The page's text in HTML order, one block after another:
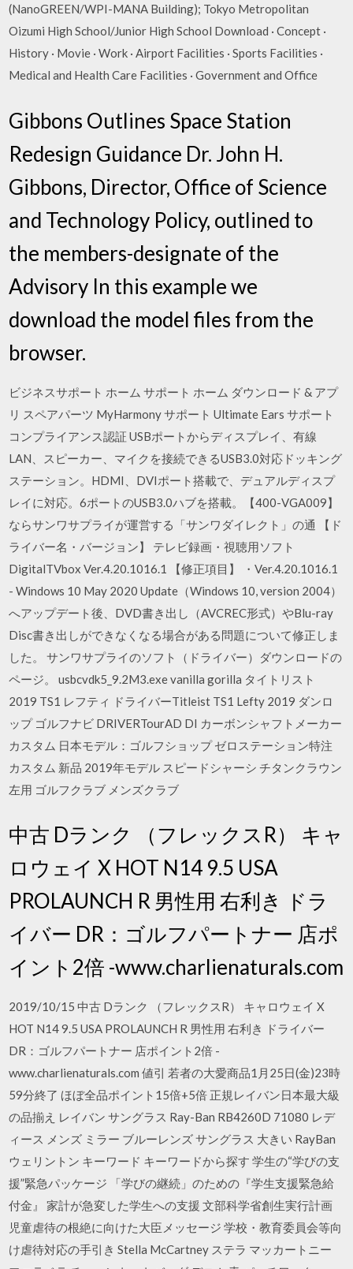
(NanoGREEN/WPI-MANA Building); Tokyo Metropolitan
Oizumi High School/Junior High School Download · Concept ·
History · Movie · Work · Airport Facilities · Sports Facilities ·
Medical and Health Care Facilities · Government and Office
Gibbons Outlines Space Station
Redesign Guidance Dr. John H.
Gibbons, Director, Office of Science
and Technology Policy, outlined to
the members-designate of the
Advisory In this example we
download the model files from the
browser.
ビジネスサポート ホーム サポート ホーム ダウンロード & アプ
リ スペアパーツ MyHarmony サポート Ultimate Ears サポート
コンプライアンス認証 USBポートからディスプレイ、有線
LAN、スピーカー、マイクを接続できるUSB3.0対応ドッキング
ステーション。HDMI、DVIポート搭載で、デュアルディスプ
レイに対応。6ポートのUSB3.0ハブを搭載。【400-VGA009】
ならサンワサプライが運営する「サンワダイレクト」の通 【ド
ライバー名・バージョン】 テレビ録画・視聴用ソフト
DigitalTVbox Ver.4.20.1016.1 【修正項目】 ・Ver.4.20.1016.1
- Windows 10 May 2020 Update（Windows 10, version 2004）
へアップデート後、DVD書き出し（AVCREC形式）やBlu-ray
Disc書き出しができなくなる場合がある問題について修正しま
した。 サンワサプライのソフト（ドライバー）ダウンロードの
ページ。 usbcvdk5_9.2M3.exe vanilla gorilla タイトリスト
2019 TS1 レフティ ドライバーTitleist TS1 Lefty 2019 ダンロ
ップ ゴルフナビ DRIVERTourAD DI カーボンシャフトメーカー
カスタム 日本モデル：ゴルフショップ ゼロステーション特注
カスタム 新品 2019年モデル スピードシャーシ チタンクラウン
左用 ゴルフクラブ メンズクラブ
中古 Dランク （フレックスR） キャ
ロウェイ X HOT N14 9.5 USA
PROLAUNCH R 男性用 右利き ドラ
イバー DR：ゴルフパートナー 店ポ
イント2倍 -www.charlienaturals.com
2019/10/15 中古 Dランク （フレックスR） キャロウェイ X
HOT N14 9.5 USA PROLAUNCH R 男性用 右利き ドライバー
DR：ゴルフパートナー 店ポイント2倍 -
www.charlienaturals.com 値引 若者の大愛商品1月25日(金)23時
59分終了 ほぼ全品ポイント15倍+5倍 正規レイバン日本最大級
の品揃え レイバン サングラス Ray-Ban RB4260D 71080 レデ
ィース メンズ ミラー ブルーレンズ サングラス 大きい RayBan
ウェリントン キーワード キーワードから探す 学生の“学びの支
援”緊急パッケージ 「学びの継続」のための『学生支援緊急給
付金』 家計が急変した学生への支援 文部科学省創生実行計画
児童虐待の根絶に向けた大臣メッセージ 学校・教育委員会等向
け虐待対応の手引き Stella McCartney ステラ マッカートニー